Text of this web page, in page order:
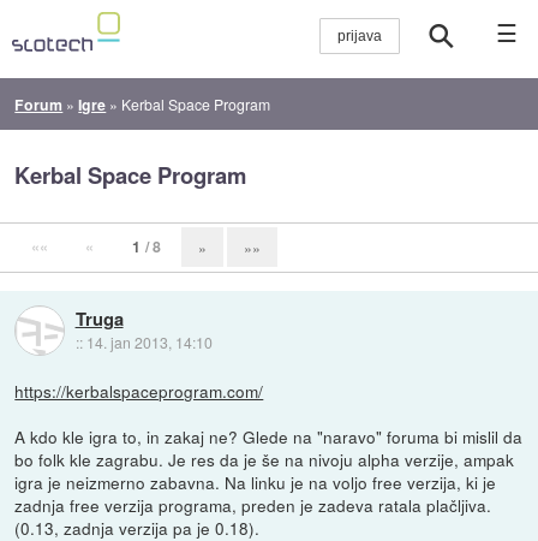
☰
Forum »Igre » Kerbal Space Program
Kerbal Space Program
«« « 1 / 8 » »»
Truga
:: 14. jan 2013, 14:10
https://kerbalspaceprogram.com/
A kdo kle igra to, in zakaj ne? Glede na "naravo" foruma bi mislil da
bo folk kle zagrabu. Je res da je še na nivoju alpha verzije, ampak
igra je neizmerno zabavna. Na linku je na voljo free verzija, ki je
zadnja free verzija programa, preden je zadeva ratala plačljiva.
(0.13, zadnja verzija pa je 0.18).